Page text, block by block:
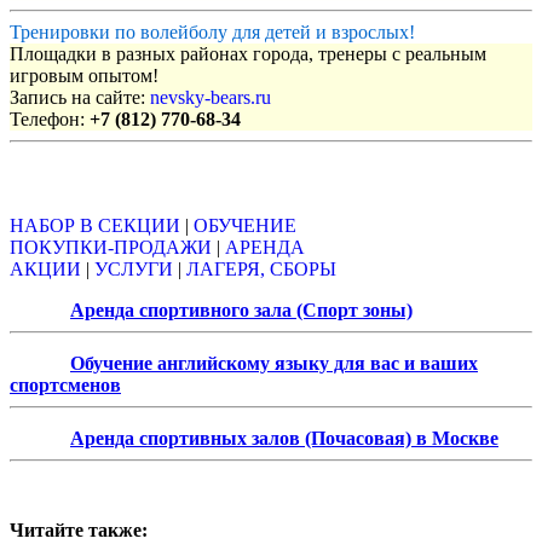
Тренировки по волейболу для детей и взрослых!
Площадки в разных районах города, тренеры с реальным
игровым опытом!
Запись на сайте: nevsky-bears.ru
Телефон: +7 (812) 770-68-34
НАБОР В СЕКЦИИ | ОБУЧЕНИЕ
ПОКУПКИ-ПРОДАЖИ | АРЕНДА
АКЦИИ | УСЛУГИ | ЛАГЕРЯ, СБОРЫ
Аренда спортивного зала (Спорт зоны)
Обучение английскому языку для вас и ваших
спортсменов
Аренда спортивных залов (Почасовая) в Москве
Читайте также: